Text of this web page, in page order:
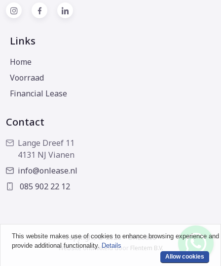
Links
Home
Voorraad
Financial Lease
Contact
Lange Dreef 11
4131 NJ Vianen
info@onlease.nl
085 902 22 12
Copyright © 2026 - OnLease
Website ontwikkeld door Flentem B.V.
This website makes use of cookies to enhance browsing experience and
provide additional functionality. Details
Allow cookies